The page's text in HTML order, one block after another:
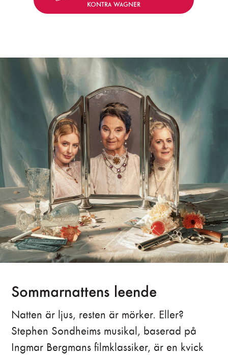
KONTRA WAGNER
Sommarnattens leende
Natten är ljus, resten är mörker. Eller?
Stephen Sondheims musikal, baserad på
Ingmar Bergmans filmklassiker, är en kvick